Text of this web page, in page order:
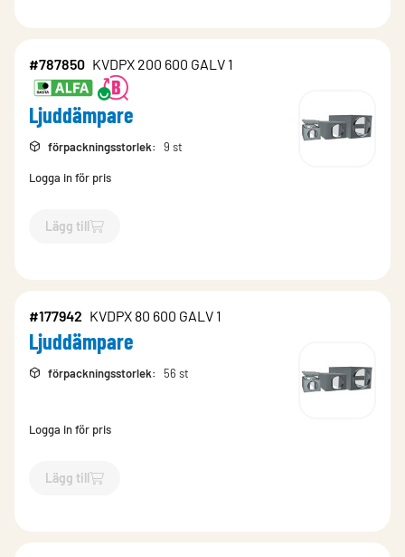
#787850 KVDPX 200 600 GALV 1
Ljuddämpare
förpackningsstorlek: 9 st
Logga in för pris
Lägg till
`$Lägg till
#177942 KVDPX 80 600 GALV 1
Ljuddämpare
förpackningsstorlek: 56 st
Logga in för pris
Lägg till
`$Lägg till